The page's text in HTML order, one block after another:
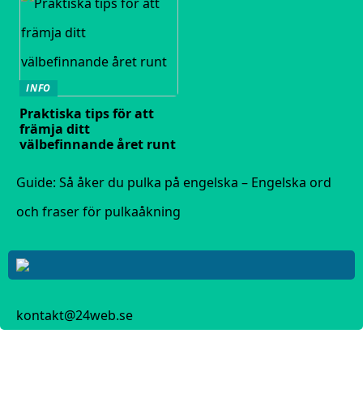
INFO
Praktiska tips för att
främja ditt
välbefinnande året runt
Guide: Så åker du pulka på engelska – Engelska ord
och fraser för pulkaåkning
kontakt@24web.se